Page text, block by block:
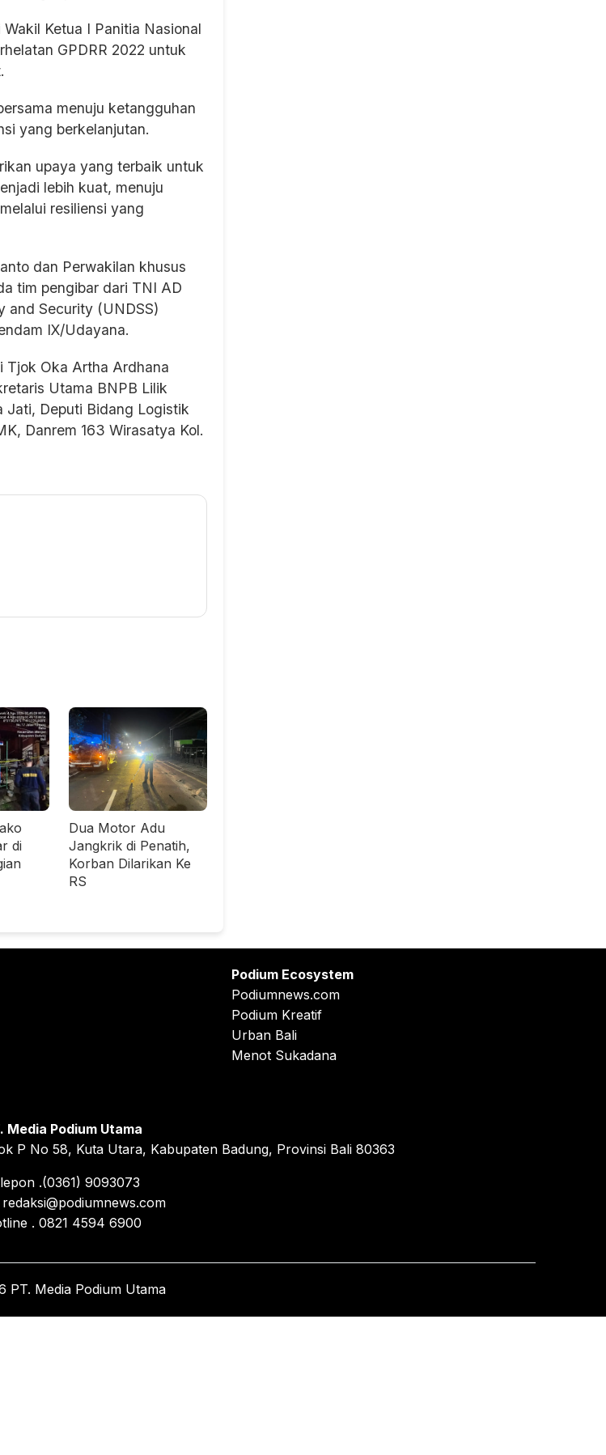
Ketua I Panitia Nasional
GPDRR 2022 untuk
menuju ketangguhan
yang berkelanjutan.
upaya yang terbaik untuk
lebih kuat, menuju
resiliensi yang
dan Perwakilan khusus
tim pengibar dari TNI AD
and Security (UNDSS)
IX/Udayana.
Tjok Oka Artha Ardhana
Utama BNPB Lilik
Jati, Deputi Bidang Logistik
Danrem 163 Wirasatya Kol.
di
Dua Motor Adu
Jangkrik di Penatih,
Korban Dilarikan Ke
RS
Podium Ecosystem
Podiumnews.com
Podium Kreatif
Urban Bali
Menot Sukadana
Media Podium Utama
P No 58, Kuta Utara, Kabupaten Badung, Provinsi Bali 80363
.(0361) 9093073
redaksi@podiumnews.com
. 0821 4594 6900
PT. Media Podium Utama